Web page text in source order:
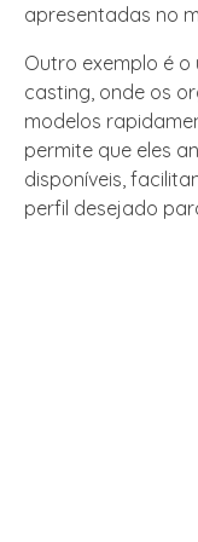
apresentadas no
Outro exemplo é
casting, onde os
modelos
permite que eles
disponíveis,
perfil desejado